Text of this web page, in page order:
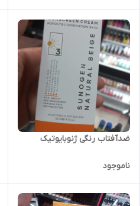
ضدآفتاب رنگی ژنوبایوتیک
ناموجود